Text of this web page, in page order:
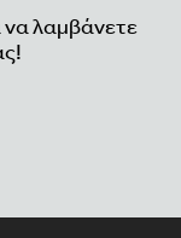
λαμβάνετε